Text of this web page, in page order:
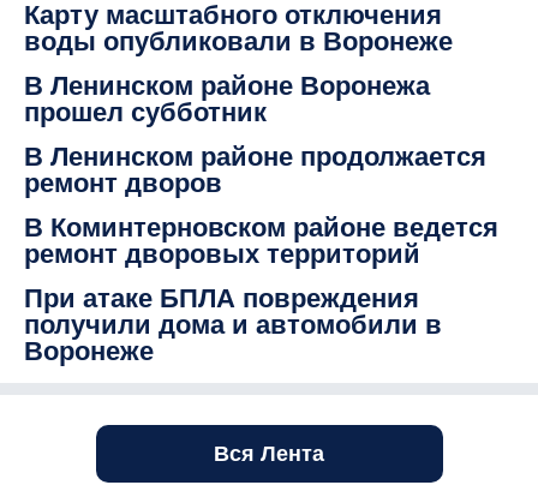
Карту масштабного отключения
воды опубликовали в Воронеже
В Ленинском районе Воронежа
прошел субботник
В Ленинском районе продолжается
ремонт дворов
В Коминтерновском районе ведется
ремонт дворовых территорий
При атаке БПЛА повреждения
получили дома и автомобили в
Воронеже
Вся Лента